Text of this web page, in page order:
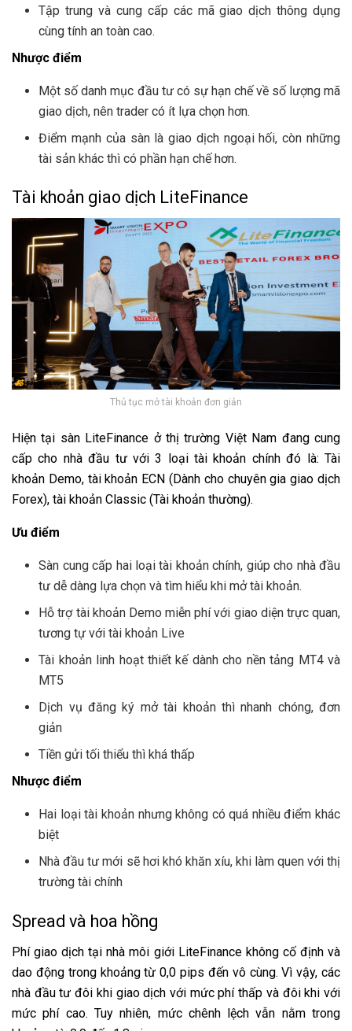
Tập trung và cung cấp các mã giao dịch thông dụng
cùng tính an toàn cao.
Nhược điểm
Một số danh mục đầu tư có sự hạn chế về số lượng mã
giao dịch, nên trader có ít lựa chọn hơn.
Điểm mạnh của sàn là giao dịch ngoại hối, còn những
tài sản khác thì có phần hạn chế hơn.
Tài khoản giao dịch LiteFinance
Thủ tục mở tài khoản đơn giản
Hiện tại sàn LiteFinance ở thị trường Việt Nam đang cung
cấp cho nhà đầu tư với 3 loại tài khoản chính đó là: Tài
khoản Demo, tài khoản ECN (Dành cho chuyên gia giao dịch
Forex), tài khoản Classic (Tài khoản thường).
Ưu điểm
Sàn cung cấp hai loại tài khoản chính, giúp cho nhà đầu
tư dễ dàng lựa chọn và tìm hiểu khi mở tài khoản.
Hỗ trợ tài khoản Demo miễn phí với giao diện trực quan,
tương tự với tài khoản Live
Tài khoản linh hoạt thiết kế dành cho nền tảng MT4 và
MT5
Dịch vụ đăng ký mở tài khoản thì nhanh chóng, đơn
giản
Tiền gửi tối thiểu thì khá thấp
Nhược điểm
Hai loại tài khoản nhưng không có quá nhiều điểm khác
biệt
Nhà đầu tư mới sẽ hơi khó khăn xíu, khi làm quen với thị
trường tài chính
Spread và hoa hồng
Phí giao dịch tại nhà môi giới LiteFinance không cố định và
dao động trong khoảng từ 0,0 pips đến vô cùng. Vì vậy, các
nhà đầu tư đôi khi giao dịch với mức phí thấp và đôi khi với
mức phí cao. Tuy nhiên, mức chênh lệch vẫn nằm trong